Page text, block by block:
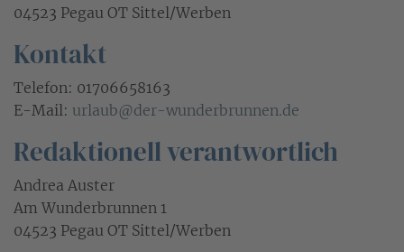
04523 Pegau OT Sittel/Werben
Kontakt
Telefon: 01706658163
E-Mail: urlaub@der-wunderbrunnen.de
Redaktionell verantwortlich
Andrea Auster
Am Wunderbrunnen 1
04523 Pegau OT Sittel/Werben